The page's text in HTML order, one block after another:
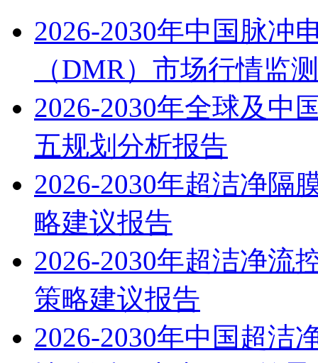
2026-2030年中国脉冲
（DMR）市场行情监
2026-2030年全球及中
五规划分析报告
2026-2030年超洁净隔
略建议报告
2026-2030年超洁净流
策略建议报告
2026-2030年中国超洁